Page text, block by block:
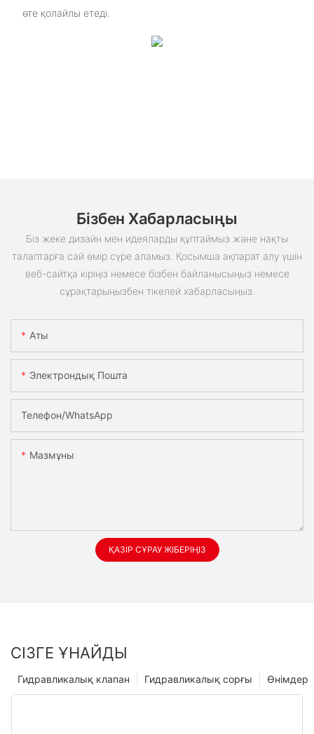
өте қолайлы етеді.
Бізбен Хабарласыңы
Біз жеке дизайн мен идеяларды құптаймыз және нақты
талаптарға сай өмір сүре аламыз. Қосымша ақпарат алу үшін
веб-сайтқа кіріңіз немесе бізбен байланысыңыз немесе
сұрақтарыңызбен тікелей хабарласыңыз.
Аты
Электрондық Пошта
Телефон/whatsApp
Мазмұны
ҚАЗІР СҰРАУ ЖІБЕРІҢІЗ
СІЗГЕ ҰНАЙДЫ
Өнімдер
Гидравликалық сорғы
Гидравликалық клапан